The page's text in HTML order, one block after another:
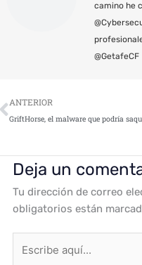
camino he
@GetafeCF
Ant
ANTERIOR
Deja un
Tu dirección de correo
obligatorios están
aquí...